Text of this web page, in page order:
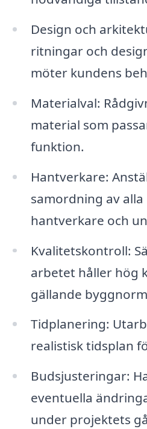
Design och
ritningar och
möter kundens
Materialval:
material som
funktion.
Hantverkare:
samordning av
hantverkare och
Kvalitetskontroll:
arbetet håller hög
gällande
Tidplanering:
realistisk tidsplan
Budsjusteringar:
eventuella
under projektets